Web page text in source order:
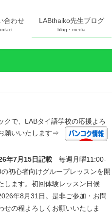
合わせ LABthaiko先生ブログ
blog・media
クで、LABタイ語学校の応援よろ
願いいたします⇒
年7月15日記載毎週月曜11:00-
初心者向けグループレッスンを開
します。初回体験レッスン日候
年8月31日。是非ご参加・お問
せの程よろしくお願いいたしま